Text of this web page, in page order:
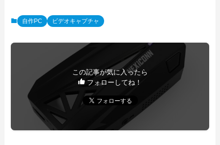
自作PC ビデオキャプチャ
この記事が気に入ったら
フォローしてね！